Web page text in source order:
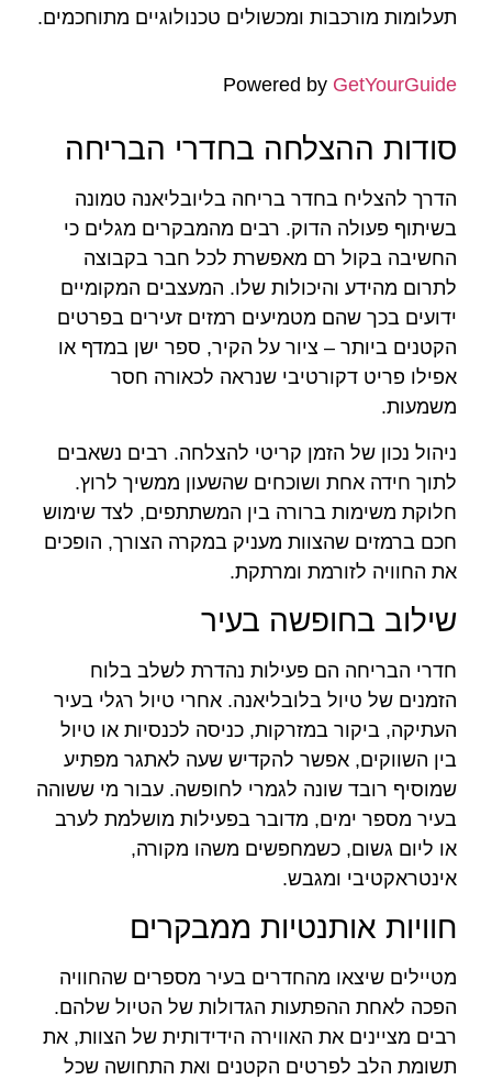
תעלומות מורכבות ומכשולים טכנולוגיים מתוחכמים.
Powered by GetYourGuide
סודות ההצלחה בחדרי הבריחה
הדרך להצליח בחדר בריחה בליובליאנה טמונה
בשיתוף פעולה הדוק. רבים מהמבקרים מגלים כי
החשיבה בקול רם מאפשרת לכל חבר בקבוצה
לתרום מהידע והיכולות שלו. המעצבים המקומיים
ידועים בכך שהם מטמיעים רמזים זעירים בפרטים
הקטנים ביותר – ציור על הקיר, ספר ישן במדף או
אפילו פריט דקורטיבי שנראה לכאורה חסר
משמעות.
ניהול נכון של הזמן קריטי להצלחה. רבים נשאבים
לתוך חידה אחת ושוכחים שהשעון ממשיך לרוץ.
חלוקת משימות ברורה בין המשתתפים, לצד שימוש
חכם ברמזים שהצוות מעניק במקרה הצורך, הופכים
את החוויה לזורמת ומרתקת.
שילוב בחופשה בעיר
חדרי הבריחה הם פעילות נהדרת לשלב בלוח
הזמנים של טיול בלובליאנה. אחרי טיול רגלי בעיר
העתיקה, ביקור במזרקות, כניסה לכנסיות או טיול
בין השווקים, אפשר להקדיש שעה לאתגר מפתיע
שמוסיף רובד שונה לגמרי לחופשה. עבור מי ששוהה
בעיר מספר ימים, מדובר בפעילות מושלמת לערב
או ליום גשום, כשמחפשים משהו מקורה,
אינטראקטיבי ומגבש.
חוויות אותנטיות ממבקרים
מטיילים שיצאו מהחדרים בעיר מספרים שהחוויה
הפכה לאחת ההפתעות הגדולות של הטיול שלהם.
רבים מציינים את האווירה הידידותית של הצוות, את
תשומת הלב לפרטים הקטנים ואת התחושה שכל